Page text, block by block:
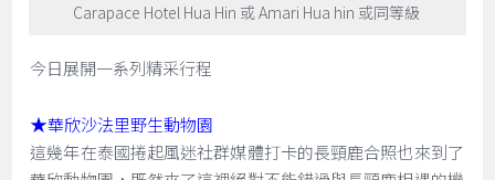
Carapace Hotel Hua Hin 或 Amari Hua hin 或同等級
今日展開一系列精采行程
★華欣沙法里野生動物園
這幾年在泰國捲起風迷社群媒體打卡的長頸鹿合照也來到了